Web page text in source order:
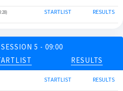
STARTLIST RESULTS
5 - 09:00
RESULTS
STARTLIST RESULTS